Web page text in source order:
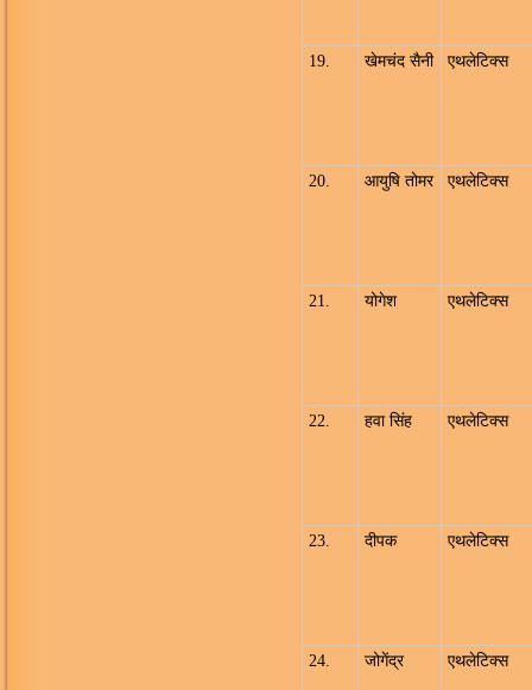
19. खेमचंद सैनी एथलेटिक्स
20. आयुषि तोमर एथलेटिक्स
21. योगेश एथलेटिक्स
22. हवा सिंह एथलेटिक्स
23. दीपक एथलेटिक्स
24. जोगेंद्र एथलेटिक्स